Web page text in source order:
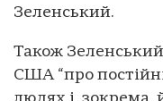
Зеленський.
Також
США “про